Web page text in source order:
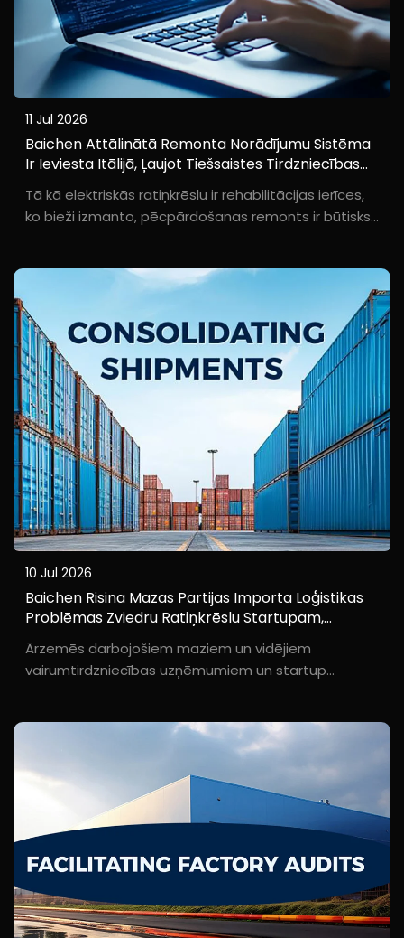
11 Jul 2026
Baichen Attālinātā Remonta Norādījumu Sistēma
Ir Ieviesta Itālijā, Ļaujot Tiešsaistes Tirdzniecības
Nodrošināt Bezšķērslu Pēcpārdošanas Atbalstu
Tā kā elektriskās ratiņkrēslu ir rehabilitācijas ierīces,
ko bieži izmanto, pēcpārdošanas remonts ir būtisks
profesionālu remonta komandas. Izmantojot
standartizētu...
10 Jul 2026
Baichen Risina Mazas Partijas Importa Loģistikas
Problēmas Zviedru Ratiņkrēslu Startupam,
Izmantojot Konsolidētu Piegādi Un Muitas Apstrādi
Ārzemēs darbojošiem maziem un vidējiem
vairumtirdzniecības uzņēmumiem un startup
pārmērīgi augstās loģistikas izmaksas. Izmantojot
elastīgu konsolidētu piegādi un muitas apstrādes
pakalpojumus...